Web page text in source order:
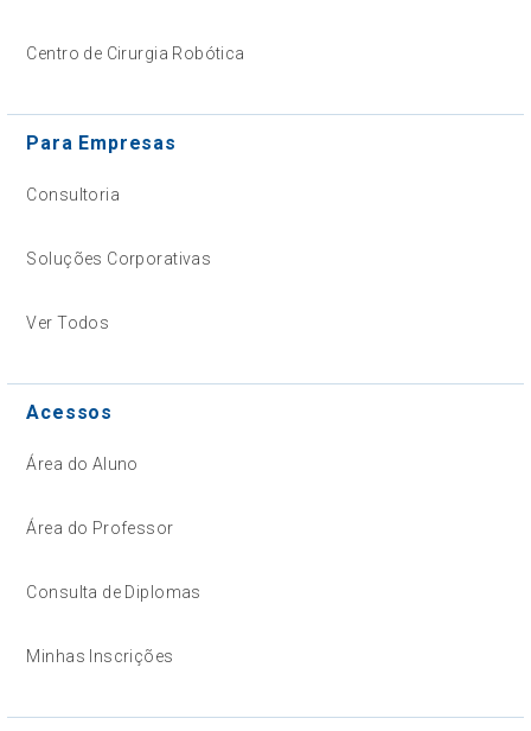
Centro de Cirurgia Robótica
Para Empresas
Consultoria
Soluções Corporativas
Ver Todos
Acessos
Área do Aluno
Área do Professor
Consulta de Diplomas
Minhas Inscrições